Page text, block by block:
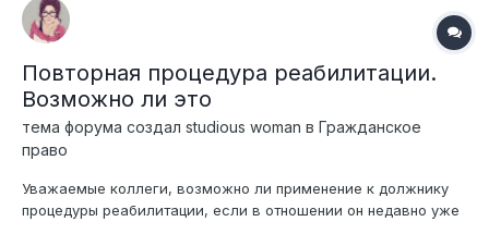
Повторная процедура реабилитации.
Возможно ли это
тема форума создал studious woman в Гражданское
право
Уважаемые коллеги, возможно ли применение к должнику
процедуры реабилитации, если в отношении он недавно уже